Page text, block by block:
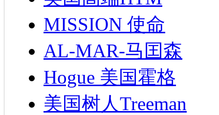
MISSION 使命
AL-MAR-马囯森
Hogue 美国霍格
美国树人Treeman